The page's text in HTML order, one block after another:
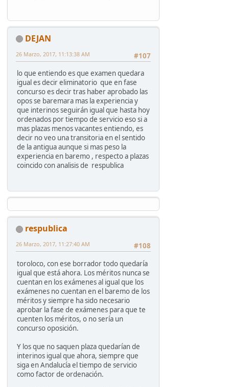
DEJAN
#107
26 Marzo, 2017, 11:13:38 AM
lo que entiendo es que examen quedara
igual es decir eliminatorio que en fase
concurso es decir tras haber aprobado las
opos se baremara mas la experiencia y
que interinos seguirán igual que hasta hoy
ordenados por tiempo de servicio eso si a
mas plazas menos vacantes entiendo, es
decir no veo una transitoria en el sentido
de la antigua aunque si mas peso la
experiencia en baremo , respecto a plazas
coincido con analisis de respublica
respublica
#108
26 Marzo, 2017, 11:27:40 AM
toroloco, con ese borrador todo quedaría
igual que está ahora. Los méritos nunca se
cuentan en los exámenes al igual que los
exámenes no cuentan en el baremo de los
méritos y siempre ha sido necesario
aprobar la fase de exámenes para que te
cuenten los méritos, o no sería un
concurso oposición.
Y los que no saquen plaza quedarían de
interinos igual que ahora, siempre que
siga en Andalucía el tiempo de servicio
como factor de ordenación.